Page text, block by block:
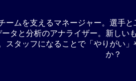
ームを支えるマネージャー。選手と
ータと分析のアナライザー。新しい
タッフになることで「やりがい
か？